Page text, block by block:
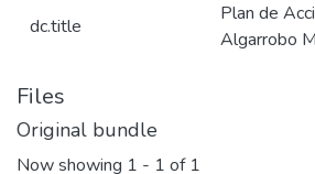
dc.title
Plan de
Algarrobo
Files
Original bundle
Now showing 1 - 1 of 1